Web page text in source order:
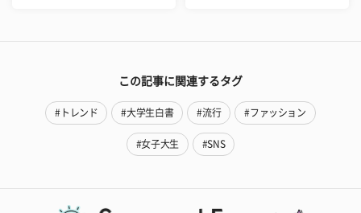
この記事に関連するタグ
#トレンド #大学生白書 #流行 #ファッション
#女子大生 #SNS